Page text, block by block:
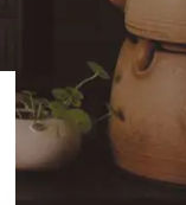
Як